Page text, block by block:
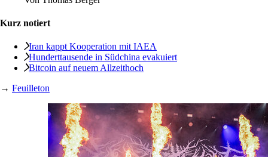
Kurz notiert
Iran kappt Kooperation mit IAEA
Hunderttausende in Südchina evakuiert
Bitcoin auf neuem Allzeithoch
→ Feuilleton